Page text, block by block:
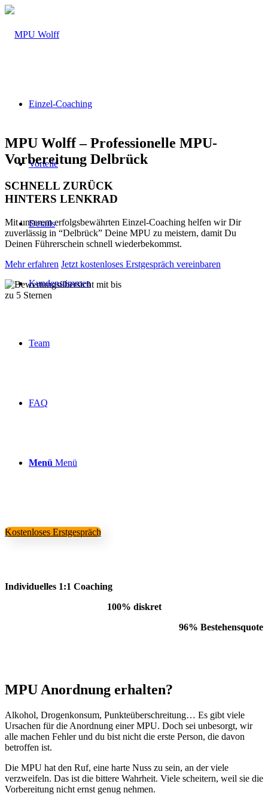
Einzel-Coaching
Vorteile
Details
Kundenstimmen
Team
FAQ
Menü Menü
Kostenloses Erstgespräch
MPU Wolff – Professionelle MPU-
Vorbereitung Delbrück
SCHNELL ZURÜCK
HINTERS LENKRAD
Mit unserem erfolgsbewährten Einzel-Coaching helfen wir Dir
zuverlässig in “Delbrück” Deine MPU zu meistern, damit Du
Deinen Führerschein schnell wiederbekommst.
Mehr erfahren Jetzt kostenloses Erstgespräch vereinbaren
Individuelles 1:1 Coaching
100% diskret
96% Bestehensquote
MPU Anordnung erhalten?
Alkohol, Drogenkonsum, Punkteüberschreitung… Es gibt viele
Ursachen für die Anordnung einer MPU. Doch sei unbesorgt, wir
alle machen Fehler und du bist nicht die erste Person, die davon
betroffen ist.
Die MPU hat den Ruf, eine harte Nuss zu sein, an der viele
verzweifeln. Das ist die bittere Wahrheit. Viele scheitern, weil sie die
Vorbereitung nicht ernst genug nehmen.